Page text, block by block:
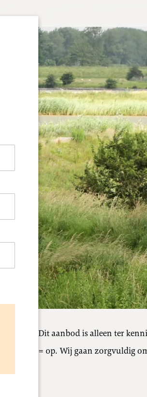
Dit aanbod is alleen ter
= op. Wij gaan zorgvuldig